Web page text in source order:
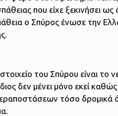
που είχε ξεκινήσει
ο Σπύρος ένωσε την
του Σπύρου είναι το
δεν μένει μόνο εκεί
τόσο δρομικά